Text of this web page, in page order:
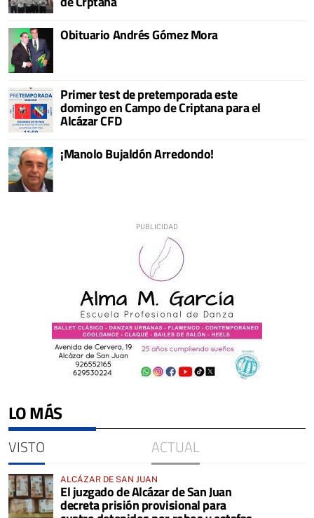
Obituario Andrés Gómez Mora
Primer test de pretemporada este
domingo en Campo de Criptana para el
Alcázar CFD
¡Manolo Bujaldón Arredondo!
LO MÁS
VISTO ACTUAL
ALCÁZAR DE SAN JUAN
El juzgado de Alcázar de San Juan
decreta prisión provisional para